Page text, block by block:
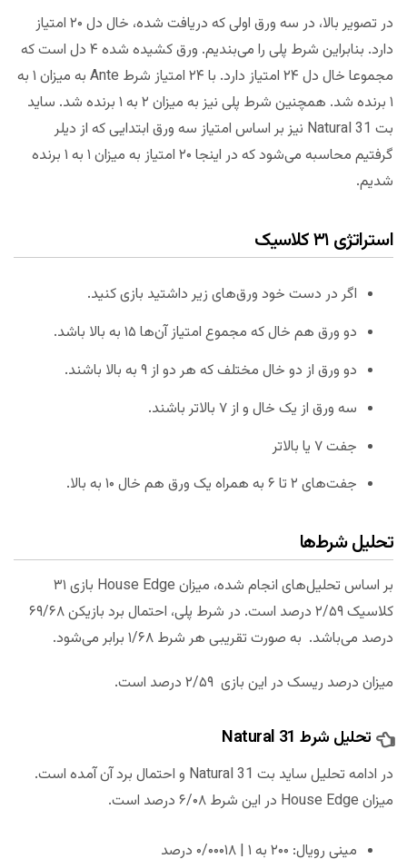
در تصویر بالا، در سه ورق اولی که دریافت شده، خال دل ۲۰ امتیاز
دارد. بنابراین شرط پلی را می‌بندیم. ورق کشیده شده ۴ دل است که
مجموعا خال دل ۲۴ امتیاز دارد. با ۲۴ امتیاز شرط Ante به میزان ۱ به
۱ برنده شد. همچنین شرط پلی نیز به میزان ۲ به ۱‌ برنده شد. ساید
بت Natural 31 نیز بر اساس امتیاز سه ورق ابتدایی که از دیلر
گرفتیم محاسبه می‌شود که در اینجا ۲۰ امتیاز به میزان ۱ به ۱ برنده
شدیم.
استراتژی ۳۱ کلاسیک
اگر در دست خود ورق‌های زیر داشتید بازی کنید.
دو ورق هم خال که مجموع امتیاز آن‌ها ۱۵ به بالا باشد.
دو ورق از دو خال مختلف که هر دو از ۹ به بالا باشند.
سه ورق از یک خال و از ۷ بالاتر باشند.
جفت ۷ یا بالاتر
جفت‌های ۲ تا ۶ به همراه یک ورق هم خال ۱۰ به بالا.
تحلیل شرط‌ها
بر اساس تحلیل‌های انجام شده، میزان House Edge بازی ۳۱
کلاسیک ۲/۵۹ درصد است. در شرط پلی، احتمال برد بازیکن ۶۹/۶۸
درصد می‌باشد. به صورت تقریبی هر شرط ۱/۶۸ برابر می‌شود.
میزان درصد ریسک در این بازی ۲/۵۹ درصد است.
تحلیل شرط Natural 31
در ادامه تحلیل ساید بت Natural 31 و احتمال برد آن آمده است.
میزان House Edge در این شرط ۶/۰۸ درصد است.
مینی رویال: ۲۰۰ به ۱ | ۰/۰۰۰۱۸ درصد